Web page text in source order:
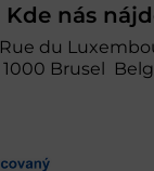
Kde nás
Rue du
1000 Brusel